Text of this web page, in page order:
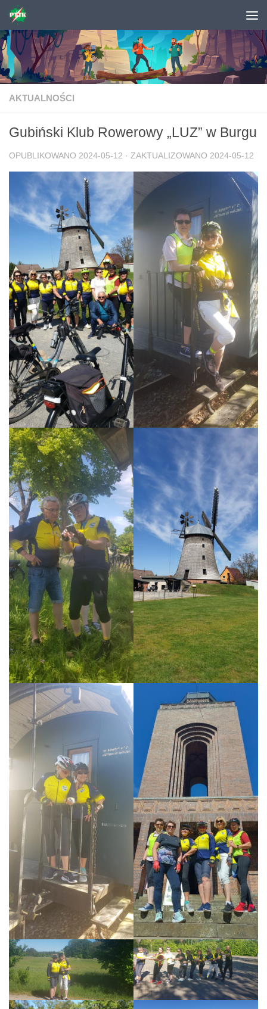
Skip to content
AKTUALNOŚCI
Gubiński Klub Rowerowy „LUZ” w Burgu
OPUBLIKOWANO 2024-05-12 · ZAKTUALIZOWANO 2024-05-12